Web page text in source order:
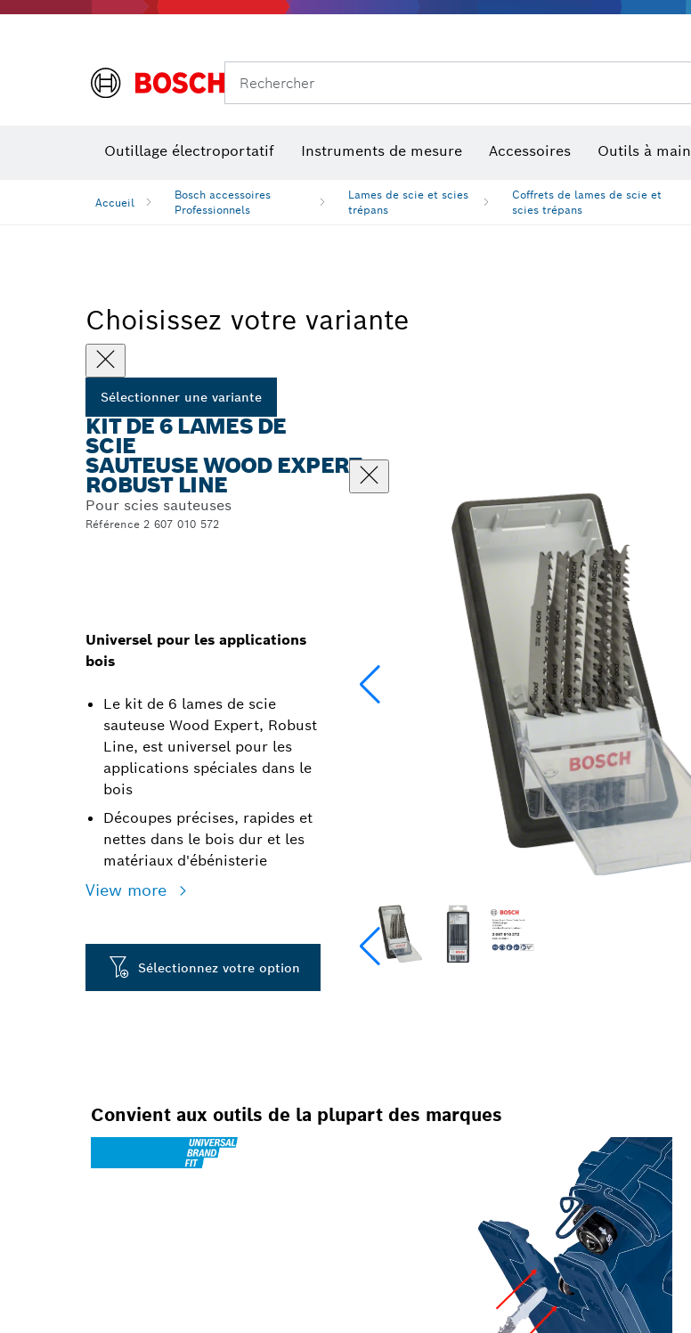
Rechercher
Outillage électroportatif Instruments de mesure Accessoires Outils à main
Accueil
Bosch accessoires
Professionnels
Lames de scie et scies
trépans
Coffrets de lames de scie et
scies trépans
Choisissez votre variante
Sélectionner une variante
KIT DE 6 LAMES DE
SCIE
SAUTEUSE WOOD EXPERT,
ROBUST LINE
Pour scies sauteuses
Référence 2 607 010 572
Universel pour les applications
bois
Le kit de 6 lames de scie
sauteuse Wood Expert, Robust
Line, est universel pour les
applications spéciales dans le
bois
Découpes précises, rapides et
nettes dans le bois dur et les
matériaux d'ébénisterie
View more
Sélectionnez votre option
Convient aux outils de la plupart des marques